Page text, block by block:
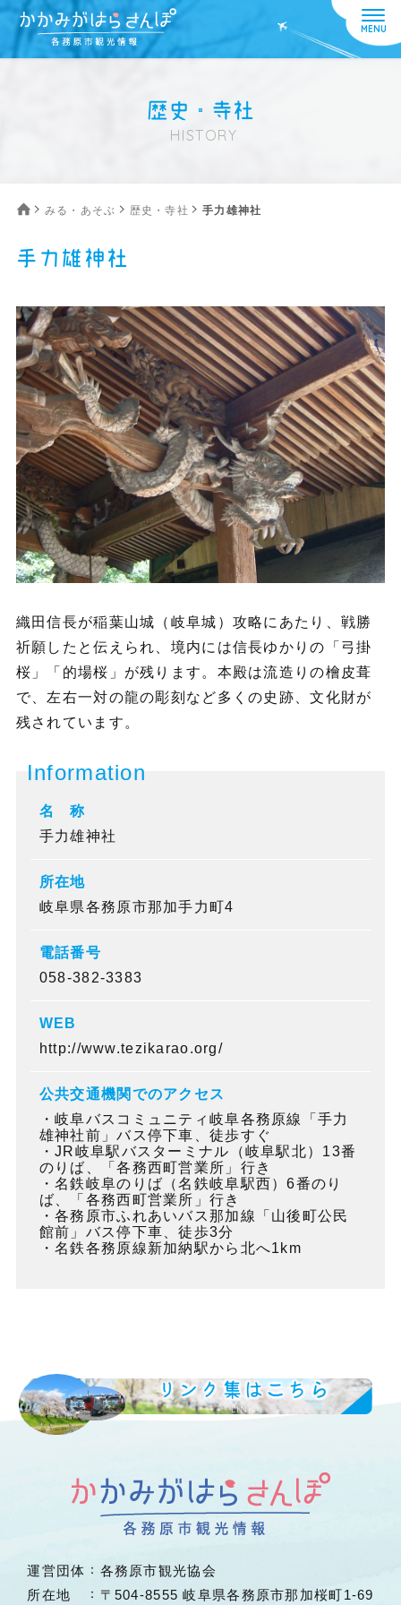
歴史・寺社
HISTORY
みる・あそぶ 歴史・寺社 手力雄神社
手力雄神社
織田信長が稲葉山城（岐阜城）攻略にあたり、戦勝
祈願したと伝えられ、境内には信長ゆかりの「弓掛
桜」「的場桜」が残ります。本殿は流造りの檜皮葺
で、左右一対の龍の彫刻など多くの史跡、文化財が
残されています。
Information
名 称
手力雄神社
所在地
岐阜県各務原市那加手力町4
電話番号
058-382-3383
WEB
http://www.tezikarao.org/
公共交通機関でのアクセス
・岐阜バスコミュニティ岐阜各務原線「手力
雄神社前」バス停下車、徒歩すぐ
・JR岐阜駅バスターミナル（岐阜駅北）13番
のりば、「各務西町営業所」行き
・名鉄岐阜のりば（名鉄岐阜駅西）6番のり
ば、「各務西町営業所」行き
・各務原市ふれあいバス那加線「山後町公民
館前」バス停下車、徒歩3分
・名鉄各務原線新加納駅から北へ1km
リンク集はこちら
LINK
運営団体
各務原市観光協会
所在地
〒504-8555 岐阜県各務原市那加桜町1-69